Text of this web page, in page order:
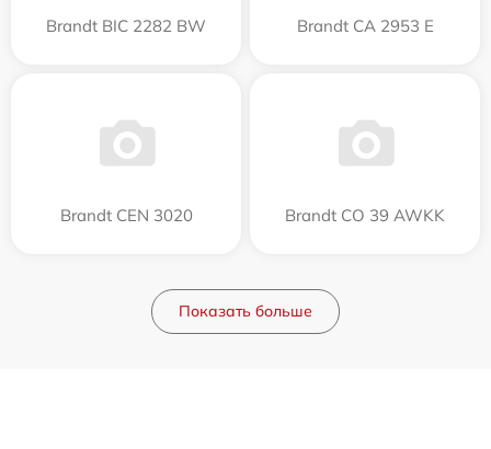
Brandt BIC 2282 BW Brandt CA 2953 E
Brandt CEN 3020 Brandt CO 39 AWKK
Показать больше